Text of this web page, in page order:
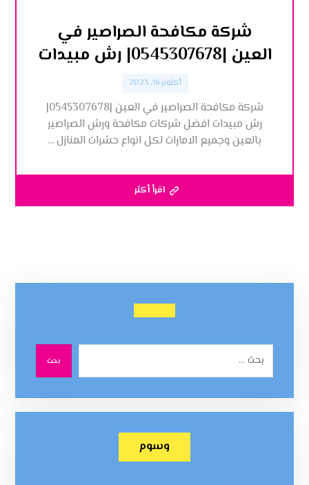
شركة مكافحة الصراصير في
العين |0545307678| رش مبيدات
أكتوبر 16, 2023
شركة مكافحة الصراصير في العين |0545307678|
رش مبيدات افضل شركات مكافحة ورش الصراصير
بالعين وجميع الامارات لكل انواع حشرات المنازل ...
اقرأ أكثر
بحث
وسوم